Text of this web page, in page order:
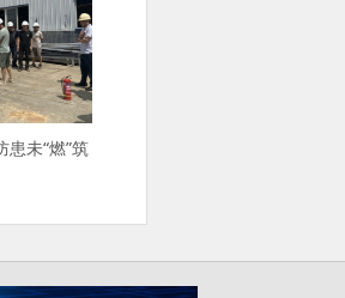
未“燃”筑